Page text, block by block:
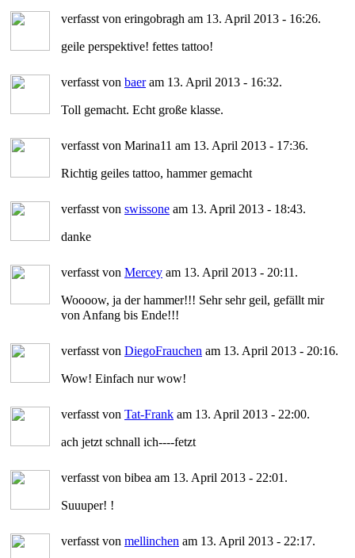
verfasst von eringobragh am 13. April 2013 - 16:26.
geile perspektive! fettes tattoo!
verfasst von baeram 13. April 2013 - 16:32.
Toll gemacht. Echt große klasse.
verfasst von Marina11 am 13. April 2013 - 17:36.
Richtig geiles tattoo, hammer gemacht
verfasst von swissone am 13. April 2013 - 18:43.
danke
verfasst von Mercey am 13. April 2013 - 20:11.
Woooow, ja der hammer!!! Sehr sehr geil, gefällt mir
von Anfang bis Ende!!!
verfasst von DiegoFrauchen am 13. April 2013 - 20:16.
Wow! Einfach nur wow!
verfasst von Tat-Frank am 13. April 2013 - 22:00.
ach jetzt schnall ich----fetzt
verfasst von bibea am 13. April 2013 - 22:01.
Suuuper! !
verfasst von mellinchen am 13. April 2013 - 22:17.